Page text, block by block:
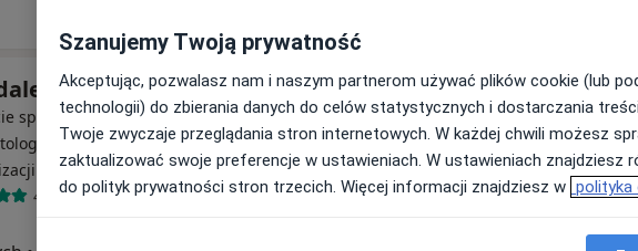
Dzięgała
specjalizacji
W trakcie
(Wenerolog)·Więcej
45 opinii
Dziś
8 Sie
Jutro
9 Sie
Pon,
10 Sie
Wt,
11 Sie
Umawianie online nie jest dostępne
Szanujemy Twoją prywatność
Akceptując, pozwalasz nam i naszym partnerom używać plików cookie (lub
technologii) do zbierania danych do celów statystycznych i dostarczania
Twoje zwyczaje przeglądania stron internetowych. W każdej chwili możesz
zaktualizować swoje preferencje w ustawieniach. W ustawieniach znajdziesz
do polityk prywatności stron trzecich. Więcej informacji znajdziesz w polityka